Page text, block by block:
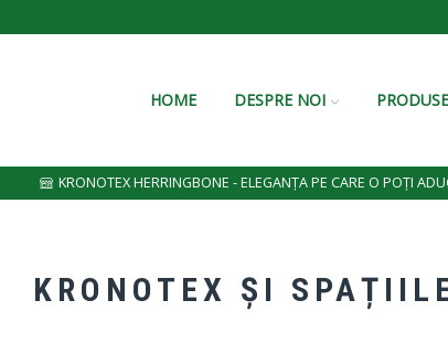
HOME DESPRE NOI PRODUSE
KRONOTEX HERRINGBONE - ELEGANȚA PE CARE O POȚI
KRONOTEX ȘI